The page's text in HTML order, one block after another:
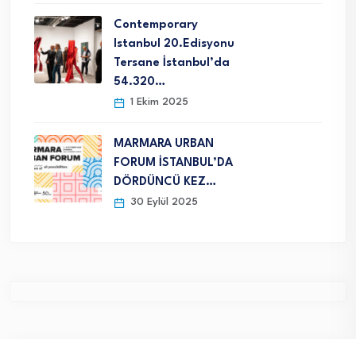
Contemporary
Istanbul 20.Edisyonu
Tersane İstanbul’da
54.320…
1 Ekim 2025
MARMARA URBAN
FORUM İSTANBUL’DA
DÖRDÜNCÜ KEZ…
30 Eylül 2025